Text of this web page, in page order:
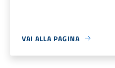
VAI ALLA PAGINA